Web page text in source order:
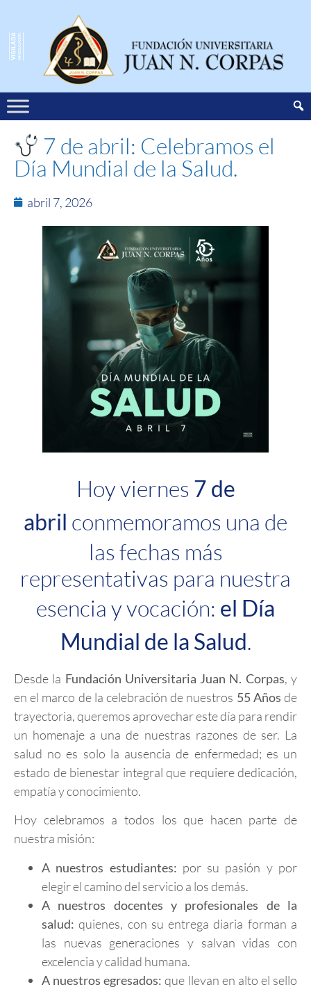
7 de abril: Celebramos el
Día Mundial de la Salud.
abril 7, 2026
Hoy viernes 7 de
abril conmemoramos una de
las fechas más
representativas para nuestra
esencia y vocación: el Día
Mundial de la Salud.
Desde la Fundación Universitaria Juan N. Corpas, y
en el marco de la celebración de nuestros 55 Años de
trayectoria, queremos aprovechar este día para rendir
un homenaje a una de nuestras razones de ser. La
salud no es solo la ausencia de enfermedad; es un
estado de bienestar integral que requiere dedicación,
empatía y conocimiento.
Hoy celebramos a todos los que hacen parte de
nuestra misión:
A nuestros estudiantes: por su pasión y por
elegir el camino del servicio a los demás.
A nuestros docentes y profesionales de la
salud: quienes, con su entrega diaria forman a
las nuevas generaciones y salvan vidas con
excelencia y calidad humana.
A nuestros egresados:que llevan en alto el sello